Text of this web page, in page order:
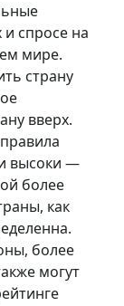
и спросе на
мире.
страну
вверх.
высоки —
более
как
более
могут